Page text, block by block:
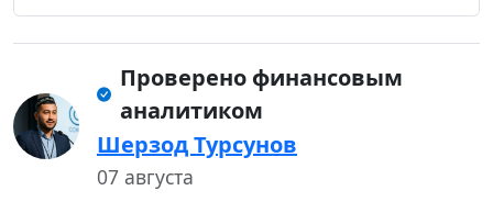
Проверено финансовым
аналитиком
Шерзод Турсунов
07 августа